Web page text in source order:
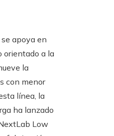
apoya en
orientado a la
la
con menor
línea, la
ha lanzado
Low